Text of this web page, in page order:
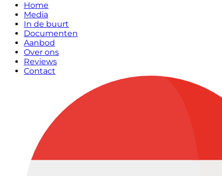
Home
Media
In de buurt
Documenten
Aanbod
Over ons
Reviews
Contact